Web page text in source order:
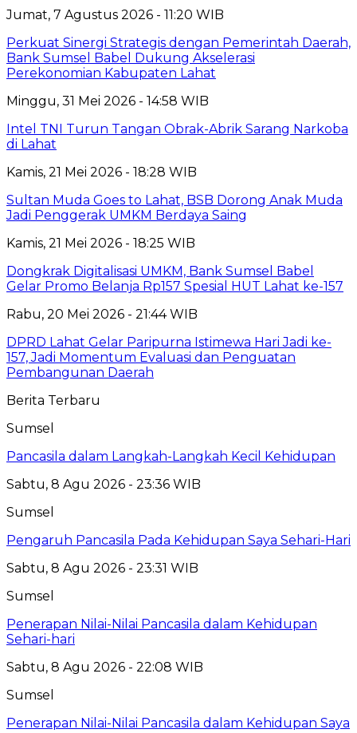
Jumat, 7 Agustus 2026 - 11:20 WIB
Perkuat Sinergi Strategis dengan Pemerintah Daerah,
Bank Sumsel Babel Dukung Akselerasi
Perekonomian Kabupaten Lahat
Minggu, 31 Mei 2026 - 14:58 WIB
Intel TNI Turun Tangan Obrak-Abrik Sarang Narkoba
di Lahat
Kamis, 21 Mei 2026 - 18:28 WIB
Sultan Muda Goes to Lahat, BSB Dorong Anak Muda
Jadi Penggerak UMKM Berdaya Saing
Kamis, 21 Mei 2026 - 18:25 WIB
Dongkrak Digitalisasi UMKM, Bank Sumsel Babel
Gelar Promo Belanja Rp157 Spesial HUT Lahat ke-157
Rabu, 20 Mei 2026 - 21:44 WIB
DPRD Lahat Gelar Paripurna Istimewa Hari Jadi ke-
157, Jadi Momentum Evaluasi dan Penguatan
Pembangunan Daerah
Berita Terbaru
Sumsel
Pancasila dalam Langkah-Langkah Kecil Kehidupan
Sabtu, 8 Agu 2026 - 23:36 WIB
Sumsel
Pengaruh Pancasila Pada Kehidupan Saya Sehari-Hari
Sabtu, 8 Agu 2026 - 23:31 WIB
Sumsel
Penerapan Nilai-Nilai Pancasila dalam Kehidupan
Sehari-hari
Sabtu, 8 Agu 2026 - 22:08 WIB
Sumsel
Penerapan Nilai-Nilai Pancasila dalam Kehidupan Saya